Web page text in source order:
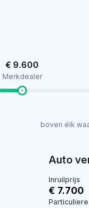
€ 9.600
Merkdealer
boven élk
Auto
Inruilprijs
€ 7.700